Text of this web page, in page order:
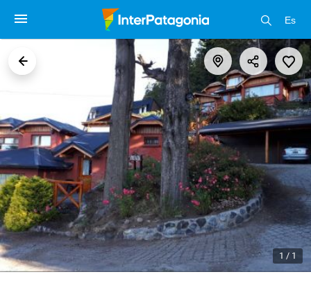
Es
1 / 1